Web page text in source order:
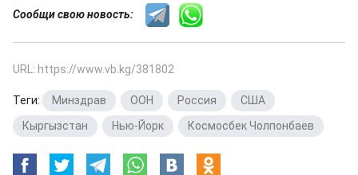
Сообщи свою новость:
URL: https://www.vb.kg/381802
Теги: Минздрав ООН Россия США
Кыргызстан
Нью-Йорк Космосбек Чолпонбаев